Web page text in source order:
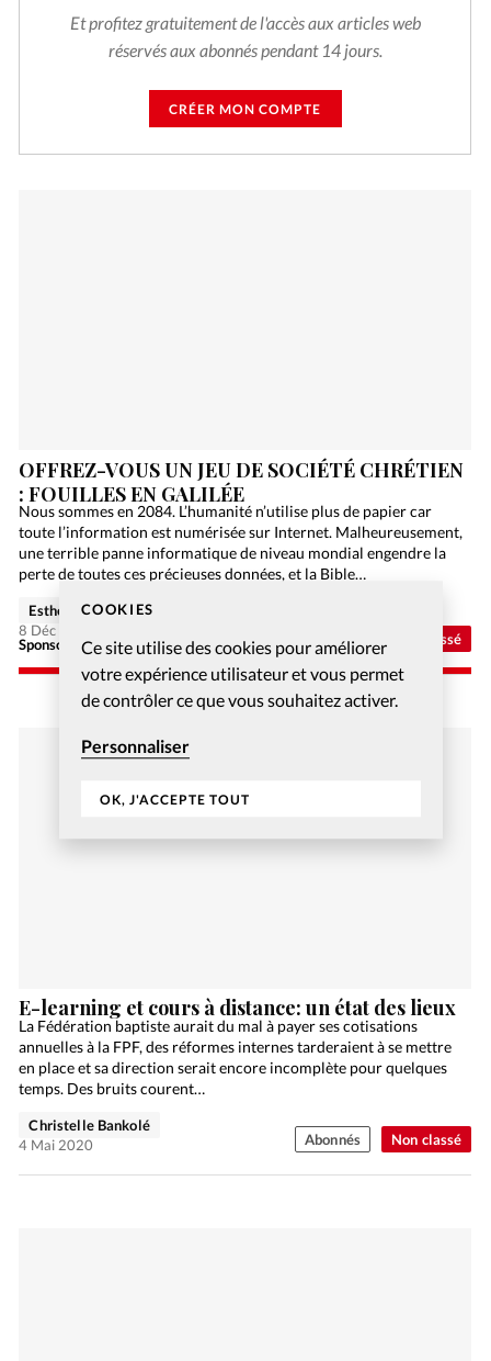
COOKIES
Ce site utilise des cookies pour améliorer
votre expérience utilisateur et vous permet
de contrôler ce que vous souhaitez activer.
Personnaliser
OK, J'ACCEPTE TOUT
Et profitez gratuitement de l'accès aux articles web
réservés aux abonnés pendant 14 jours.
CRÉER MON COMPTE
Non classé
OFFREZ-VOUS UN JEU DE SOCIÉTÉ CHRÉTIEN
: FOUILLES EN GALILÉE
Nous sommes en 2084. L’humanité n’utilise plus de papier car
toute l’information est numérisée sur Internet. Malheureusement,
une terrible panne informatique de niveau mondial engendre la
perte de toutes ces précieuses données, et la Bible…
Sponsorisé - Alliance Biblilque Française
Esther Hänggi
8 Déc 2020
Non classé
E-learning et cours à distance: un état des lieux
La Fédération baptiste aurait du mal à payer ses cotisations
annuelles à la FPF, des réformes internes tarderaient à se mettre
en place et sa direction serait encore incomplète pour quelques
temps. Des bruits courent…
Christelle Bankolé
4 Mai 2020
Abonnés